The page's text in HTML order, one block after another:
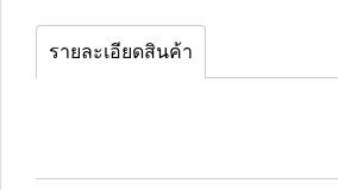
รายละเอียดสินค้า